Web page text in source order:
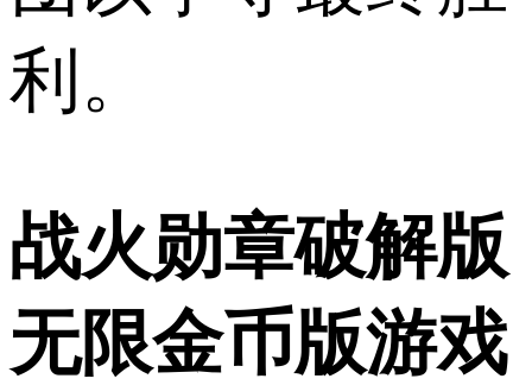
利。
战火勋章破解版
无限金币版游戏